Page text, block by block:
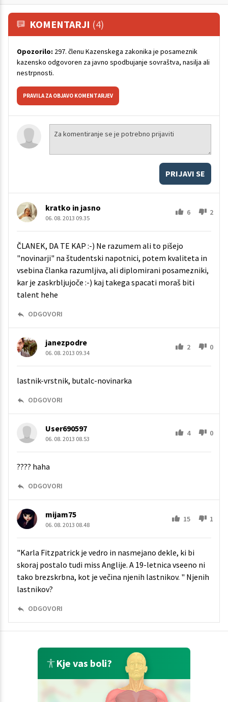
KOMENTARJI (4)
Opozorilo: 297. členu Kazenskega zakonika je posameznik
kazensko odgovoren za javno spodbujanje sovraštva, nasilja ali
nestrpnosti.
PRAVILA ZA OBJAVO KOMENTARJEV
PRIJAVI SE
kratko in jasno
06. 08. 2013 09.35
6 2
ČLANEK, DA TE KAP :-) Ne razumem ali to pišejo
"novinarji" na študentski napotnici, potem kvaliteta in
vsebina članka razumljiva, ali diplomirani posamezniki,
kar je zaskrbljujoče :-) kaj takega spacati moraš biti
talent hehe
ODGOVORI
janezpodre
06. 08. 2013 09.34
2 0
lastnik-vrstnik, butalc-novinarka
ODGOVORI
User690597
06. 08. 2013 08.53
4 0
???? haha
ODGOVORI
mijam75
06. 08. 2013 08.48
15 1
"Karla Fitzpatrick je vedro in nasmejano dekle, ki bi
skoraj postalo tudi miss Anglije. A 19-letnica vseeno ni
tako brezskrbna, kot je večina njenih lastnikov. " Njenih
lastnikov?
ODGOVORI
Kje vas boli?